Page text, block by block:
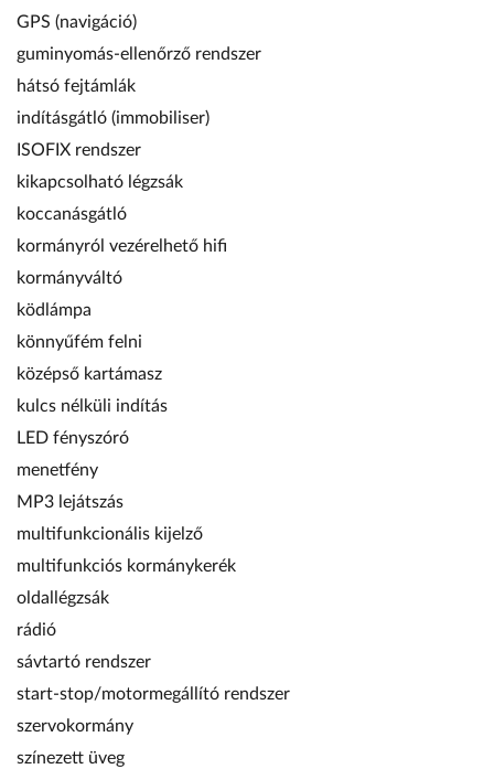
GPS (navigáció)
guminyomás-ellenőrző rendszer
hátsó fejtámlák
indításgátló (immobiliser)
ISOFIX rendszer
kikapcsolható légzsák
koccanásgátló
kormányról vezérelhető hifi
kormányváltó
ködlámpa
könnyűfém felni
középső kartámasz
kulcs nélküli indítás
LED fényszóró
menetfény
MP3 lejátszás
multifunkcionális kijelző
multifunkciós kormánykerék
oldallégzsák
rádió
sávtartó rendszer
start-stop/motormegállító rendszer
szervokormány
színezett üveg